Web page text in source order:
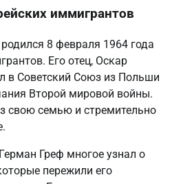
иммигрантов
8 февраля 1964 года
Его отец, Оскар
в Советский Союз из Польши
Второй мировой войны.
свою семью и стремительно
Греф многое узнал о
пережили его